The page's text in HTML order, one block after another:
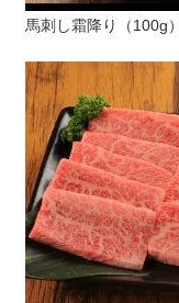
馬刺し霜降り（100g）